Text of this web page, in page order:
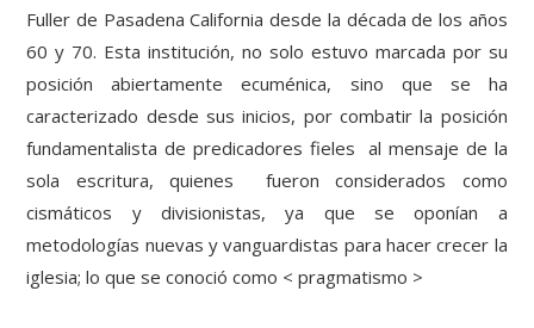
Fuller de Pasadena California desde la década de los años
60 y 70. Esta institución, no solo estuvo marcada por su
posición abiertamente ecuménica, sino que se ha
caracterizado desde sus inicios, por combatir la posición
fundamentalista de predicadores fieles al mensaje de la
sola escritura, quienes fueron considerados como
cismáticos y divisionistas, ya que se oponían a
metodologías nuevas y vanguardistas para hacer crecer la
iglesia; lo que se conoció como < pragmatismo >